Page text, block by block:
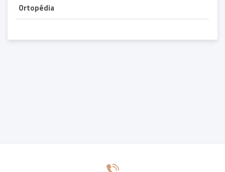
Ortopédia